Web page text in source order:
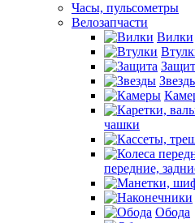
Часы, пульсометры
Велозапчасти
Вилки
чашки
передние,
Обода